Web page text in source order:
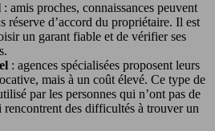
: amis proches, connaissances peuvent
réserve d’accord du propriétaire. Il est
un garant fiable et de vérifier ses
: agences spécialisées proposent leurs
mais à un coût élevé. Ce type de
par les personnes qui n’ont pas de
des difficultés à trouver un